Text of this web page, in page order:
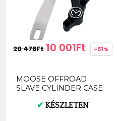
20 478Ft 10 001Ft -51%
MOOSE OFFROAD
SLAVE CYLINDER CASE
ANODIZED BLACK
✔ KÉSZLETEN